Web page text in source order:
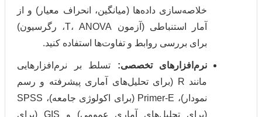
خلاصه‌سازی داده‌ها (میانگین، انحراف معیار) و از
آمار استنباطی (آزمون T، ANOVA، رگرسیون)
برای بررسی روابط و تفاوت‌ها استفاده کنید.
نرم‌افزارهای تخصصی:تسلط بر نرم‌افزارهایی
مانند R (برای تحلیل‌های آماری پیشرفته و رسم
نمودار)، Primer-E (برای اکولوژی جامعه)، SPSS
(برای تحلیل‌های آماری عمومی) و GIS (برای